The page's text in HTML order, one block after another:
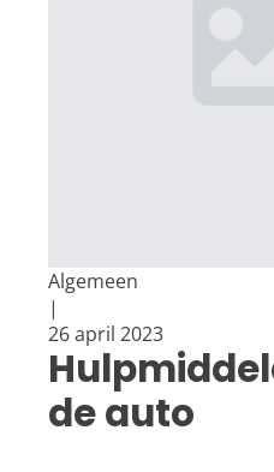
Algemeen
|
26 april 2023
de auto